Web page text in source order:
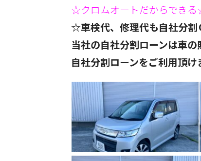
☆クロムオートだからでき
☆車検代、修理代も自社分
当社の自社分割ローンは車
自社分割ローンをご利用頂